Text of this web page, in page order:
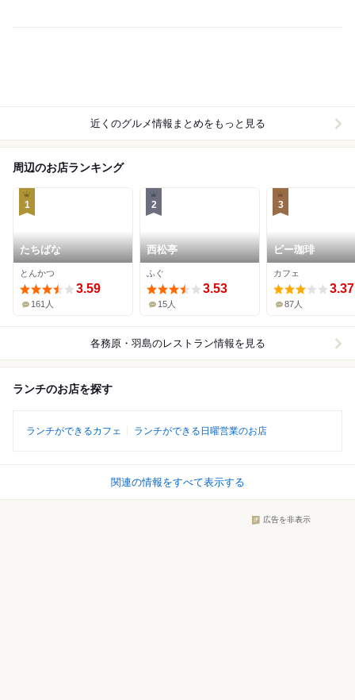
近くのグルメ情報まとめをもっと見る
周辺のお店ランキング
1
たちばな
とんかつ
3.59
161人
2
西松亭
ふぐ
3.53
15人
3
ビー珈琲
カフェ
3.37
87人
各務原・羽島のレストラン情報を見る
ランチのお店を探す
ランチができるカフェ ランチができる日曜営業のお店
関連の情報をすべて表示する
広告を非表示